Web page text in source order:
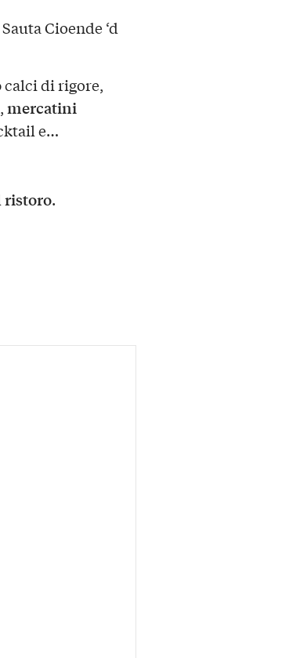
Cioende ‘d
calci di rigore,
mercatini
e…
ristoro.